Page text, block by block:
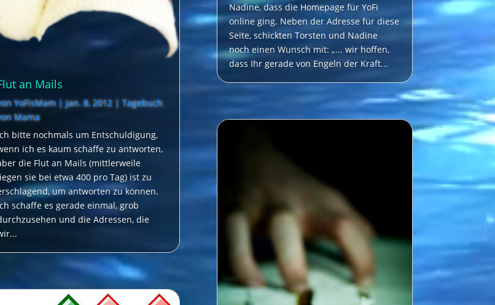
an Mails
YoFisMam|Jan. 8, 2012| Tagebuch
Mama
bitte nochmals um Entschuldigung,
ich es kaum schaffe zu antworten,
die Flut an Mails (mittlerweile
sie bei etwa 400 pro Tag) ist zu
um antworten zu können.
schaffe es gerade einmal, grob
und die Adressen, die
Nadine, dass die Homepage für YoFi
online ging. Neben der Adresse für diese
Seite, schickten Torsten und Nadine
noch einen Wunsch mit: „... wir hoffen,
dass Ihr gerade von Engeln der Kraft...